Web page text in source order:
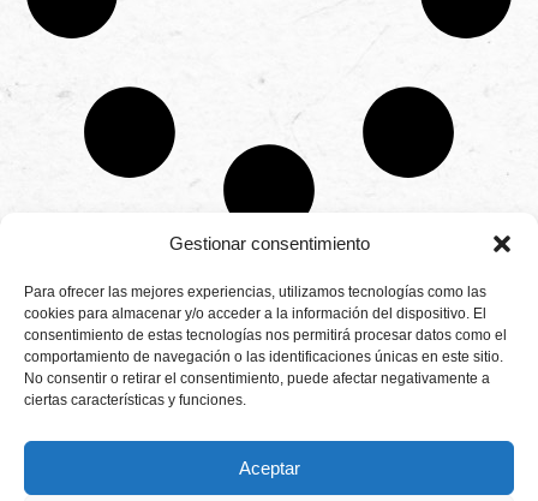
Gestionar consentimiento
Para ofrecer las mejores experiencias, utilizamos tecnologías como las
cookies para almacenar y/o acceder a la información del dispositivo. El
consentimiento de estas tecnologías nos permitirá procesar datos como el
comportamiento de navegación o las identificaciones únicas en este sitio.
No consentir o retirar el consentimiento, puede afectar negativamente a
ciertas características y funciones.
Aceptar
Productores
de
fresas,
frambuesas,
arándanos
Calidad
CONTÁCTANOS
Camino de
Montemayor s/n
21800 Moguer.
Huelva ESPAÑA.
info@cunadeplatero.com
25
Aviso legal
Política de
privacidad
Canal de denuncias